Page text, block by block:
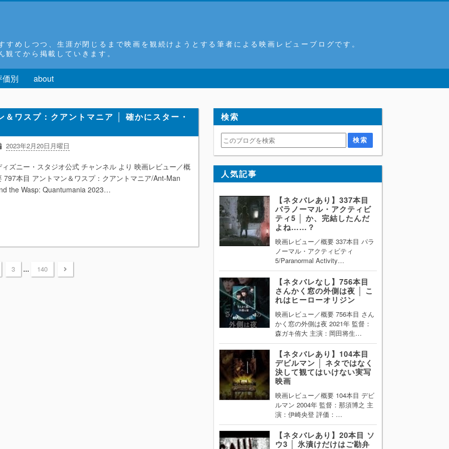
めしつつ、生涯が閉じるまで映画を観続けようとする筆者による映画レビューブログです。
観てから掲載していきます。
価別 about
ワスプ：クアントマニア │ 確かにスター・
2023年2月20日月曜日
ロー マーベル 映画
ィズニー・スタジオ公式 チャンネル より 映画レビュー／概
797本目 アントマン＆ワスプ：クアントマニア/Ant-Man
the Wasp: Quantumania 2023…
3 ... 140
検索
人気記事
【ネタバレあり】337本目
パラノーマル・アクティビ
ティ5 │ か、完結したんだ
よね……？
映画レビュー／概要 337本目 パラ
ノーマル・アクティビティ
5/Paranormal Activity…
【ネタバレなし】756本目
さんかく窓の外側は夜 │ こ
れはヒーローオリジン
映画レビュー／概要 756本目 さん
かく窓の外側は夜 2021年 監督：
森ガキ侑大 主演：岡田将生…
【ネタバレあり】104本目
デビルマン │ ネタではなく
決して観てはいけない実写
映画
映画レビュー／概要 104本目 デビ
ルマン 2004年 監督：那須博之 主
演：伊崎央登 評価：…
【ネタバレあり】20本目 ソ
ウ3 │ 氷漬けだけはご勘弁